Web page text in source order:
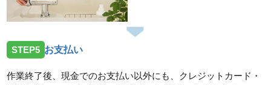
STEP5 お支払い
作業終了後、現金でのお支払い以外にも、クレジットカード・